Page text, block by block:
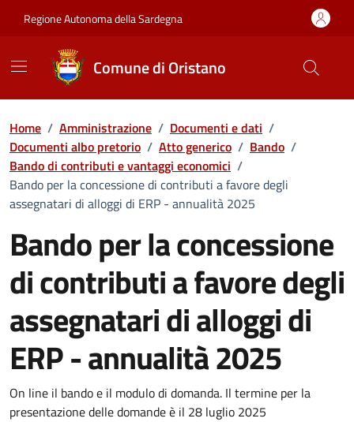
Regione Autonoma della Sardegna
Comune di Oristano
Home / Amministrazione / Documenti e dati /
Documenti albo pretorio / Atto generico / Bando /
Bando di contributi e vantaggi economici /
Bando per la concessione di contributi a favore degli
assegnatari di alloggi di ERP - annualità 2025
Bando per la concessione
di contributi a favore degli
assegnatari di alloggi di
ERP - annualità 2025
Dettaglio del documento
On line il bando e il modulo di domanda. Il termine per la
presentazione delle domande è il 28 luglio 2025